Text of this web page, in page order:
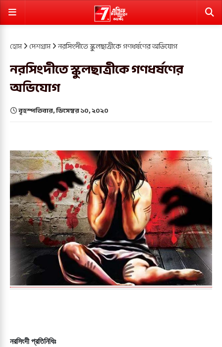
হোম দেশগ্রাম নরসিংদীতে স্কুলছাত্রীকে গণধর্ষণের অভিযোগ
নরসিংদীতে স্কুলছাত্রীকে গণধর্ষণের
অভিযোগ
বৃহস্পতিবার, ডিসেম্বর ১০, ২০২০
নরসিংদী প্রতিনিধিঃ